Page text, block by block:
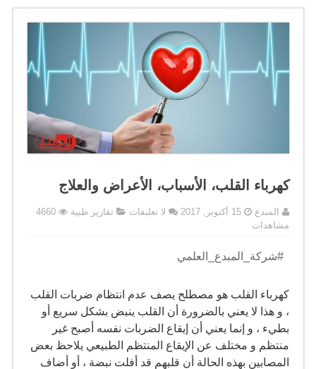
كهرباء القلب، الأسباب، الأعراض والعلاج
المبدع 15 أكتوبر, 2017 لا تعليقات تقارير طبية
4660
مشاهدات
#شركة_المبدع_العلمي
كهرباء القلب هو مصطلح يصف عدم انتظام ضربات القلب
، و هذا لا يعني بالضرورة أن القلب ينبض بشكل سريع أو
بطيء ، و إنما يعني أن إيقاع الضربات نفسه أصبح غير
منتظم و مختلف عن الإيقاع المنتظم الطبيعي يلاحظ بعض
المصابين بهذه الحالة أن قلبهم قد أفلت نبضة ، أو أضاف